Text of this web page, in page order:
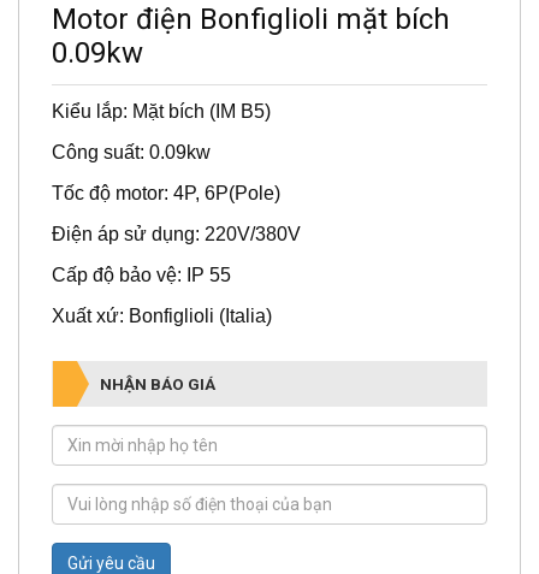
Motor điện Bonfiglioli mặt bích
0.09kw
Kiểu lắp: Mặt bích (IM B5)
Công suất: 0.09kw
Tốc độ motor: 4P, 6P(Pole)
Điện áp sử dụng: 220V/380V
Cấp độ bảo vệ: IP 55
Xuất xứ: Bonfiglioli (Italia)
NHẬN BÁO GIÁ
Gửi yêu cầu